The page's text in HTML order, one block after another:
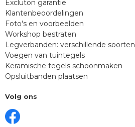
Excluton garantie
Klantenbeoordelingen
Foto's en voorbeelden
Workshop bestraten
Legverbanden: verschillende soorten
Voegen van tuintegels
Keramische tegels schoonmaken
Opsluitbanden plaatsen
Volg ons